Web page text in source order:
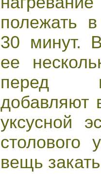
полежать
30 минут.
ее
перед
добавляют
уксусной
вещь